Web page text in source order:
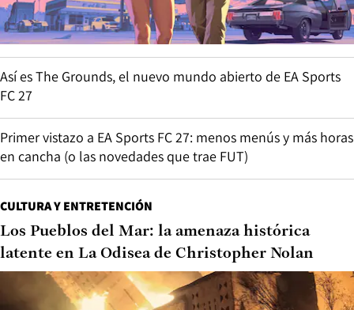
Así es The Grounds, el nuevo mundo abierto de EA Sports
FC 27
Primer vistazo a EA Sports FC 27: menos menús y más horas
en cancha (o las novedades que trae FUT)
CULTURA Y ENTRETENCIÓN
Los Pueblos del Mar: la amenaza histórica
latente en La Odisea de Christopher Nolan